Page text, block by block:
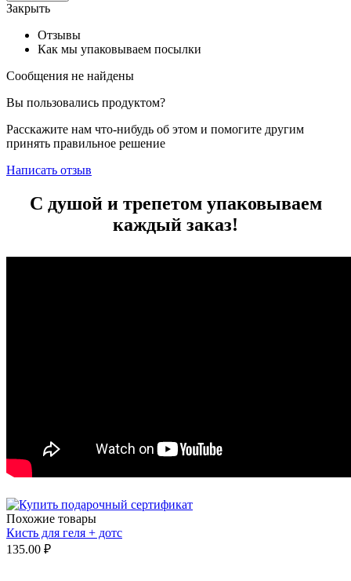
Закрыть
Отзывы
Как мы упаковываем посылки
Сообщения не найдены
Вы пользовались продуктом?
Расскажите нам что-нибудь об этом и помогите другим
принять правильное решение
Написать отзыв
С душой и трепетом упаковываем
каждый заказ!
Похожие товары
Кисть для геля + дотс
135.00 ₽